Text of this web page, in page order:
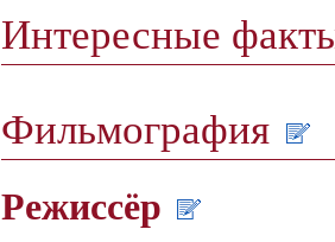
Интересные
Фильмография
Режиссёр